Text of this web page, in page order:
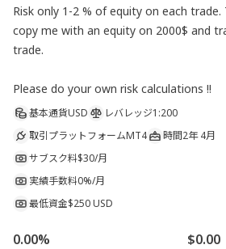
Risk only 1-2 % of equity on each
copy me with an equity on 2000$ and
trade.
Please do your own risk calculations !!
基本通貨USD レバレッジ1:200
取引プラットフォームMT4 時間2年 4月
サブスク料$30/月
実績手数料0%/月
最低資金$250 USD
0.00% $0.00